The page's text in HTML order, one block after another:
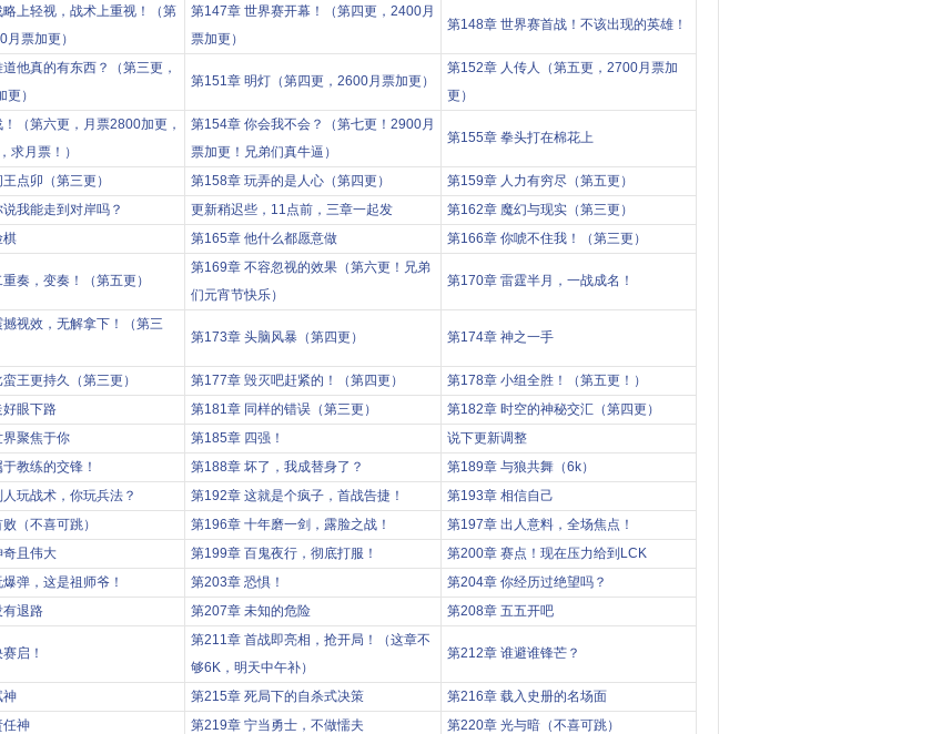
上轻视，战术上重视！（第
票加更）
第147章 世界赛开幕！（第四更，2400月
票加更）
第148章 世界赛首战！不该出现的英雄！
他真的有东西？（第三更，
）
第151章 明灯（第四更，2600月票加更）
第152章 人传人（第五更，2700月票加
更）
（第六更，月票2800加更，
求月票！）
第154章 你会我不会？（第七更！2900月
票加更！兄弟们真牛逼）
第155章 拳头打在棉花上
点卯（第三更） 第158章 玩弄的是人心（第四更）
第159章 人力有穷尽（第五更）
我能走到对岸吗？ 更新稍迟些，11点前，三章一起发
第162章 魔幻与现实（第三更）
棋 第165章 他什么都愿意做 第166章 你唬不住我！（第三更）
奏，变奏！（第五更）
第169章 不容忽视的效果（第六更！兄弟
们元宵节快乐）
第170章 雷霆半月，一战成名！
视效，无解拿下！（第三
第173章 头脑风暴（第四更） 第174章 神之一手
王更持久（第三更） 第177章 毁灭吧赶紧的！（第四更）
第178章 小组全胜！（第五更！）
眼下路 第181章 同样的错误（第三更）
第182章 时空的神秘交汇（第四更）
聚焦于你 第185章 四强！
说下更新调整
教练的交锋！ 第188章 坏了，我成替身了？
第189章 与狼共舞（6k）
玩战术，你玩兵法？ 第192章 这就是个疯子，首战告捷！
第193章 相信自己
（不喜可跳） 第196章 十年磨一剑，露脸之战！
第197章 出人意料，全场焦点！
且伟大 第199章 百鬼夜行，彻底打服！
第200章 赛点！现在压力给到LCK
弹，这是祖师爷！ 第203章 恐惧！
第204章 你经历过绝望吗？
有退路 第207章 未知的危险 第208章 五五开吧
启！
第211章 首战即亮相，抢开局！（这章不
够6K，明天中午补）
第212章 谁避谁锋芒？
神 第215章 死局下的自杀式决策
第216章 载入史册的名场面
任神 第219章 宁当勇士，不做懦夫 第220章 光与暗（不喜可跳）